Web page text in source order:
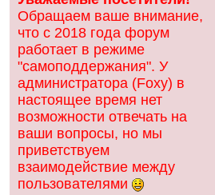
Обращаем ваше внимание,
что с 2018 года форум
работает в режиме
"самоподдержания". У
администратора (Foxy) в
настоящее время нет
возможности отвечать на
ваши вопросы, но мы
приветствуем
взаимодействие между
пользователями